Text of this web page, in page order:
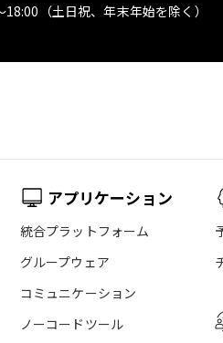
18:00 （土日祝、年末年始を除く）
アプリケーション
統合プラットフォーム
グループウェア
コミュニケーション
ノーコードツール